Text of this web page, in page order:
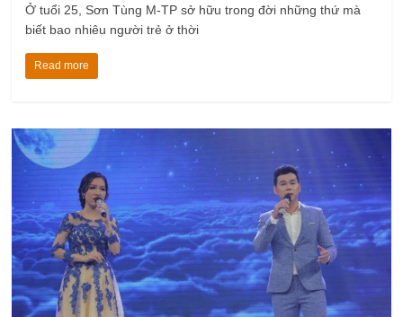
Ở tuổi 25, Sơn Tùng M-TP sở hữu trong đời những thứ mà
biết bao nhiêu người trẻ ở thời
Read more